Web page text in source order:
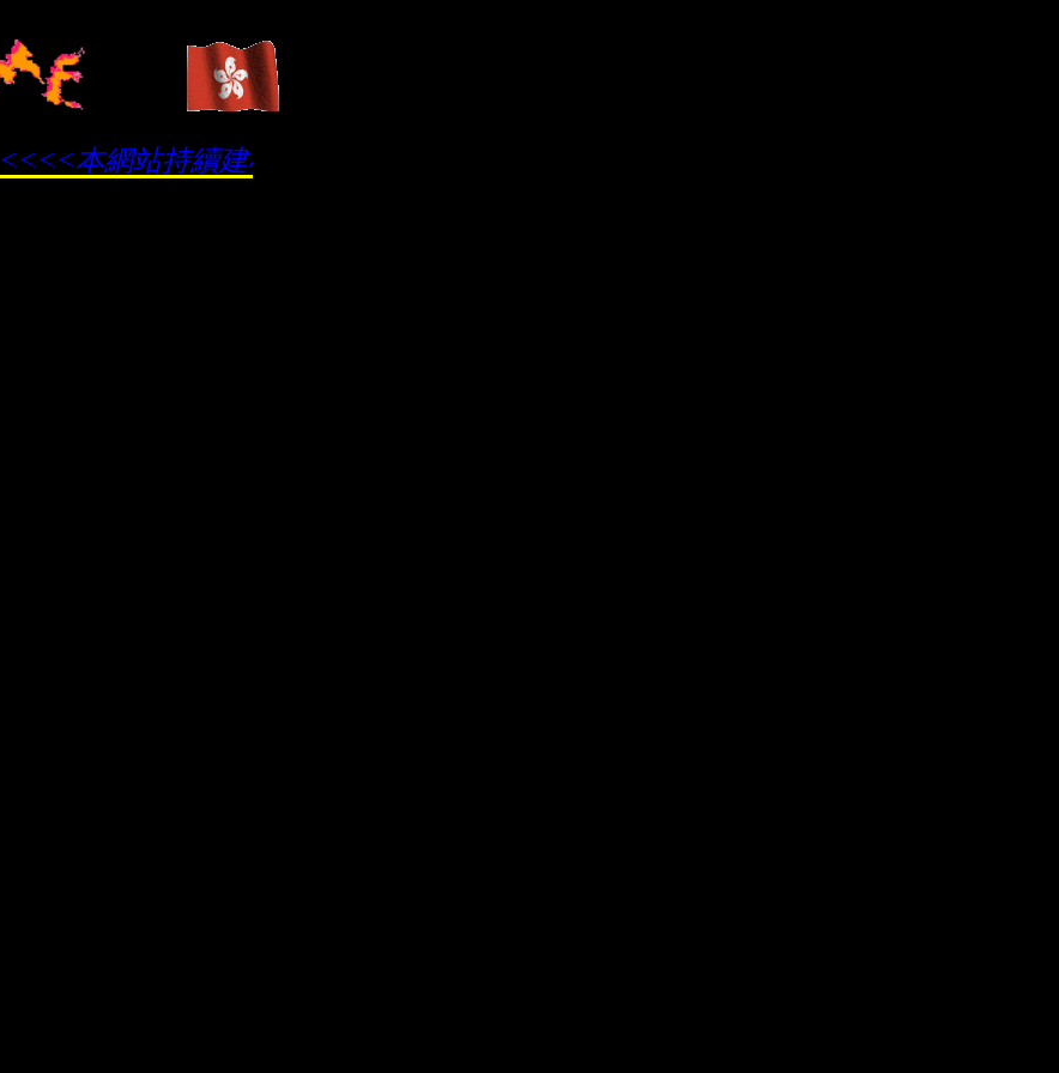
<<<<本網站持續建構中，請多多包涵 ....>>>>>>>>